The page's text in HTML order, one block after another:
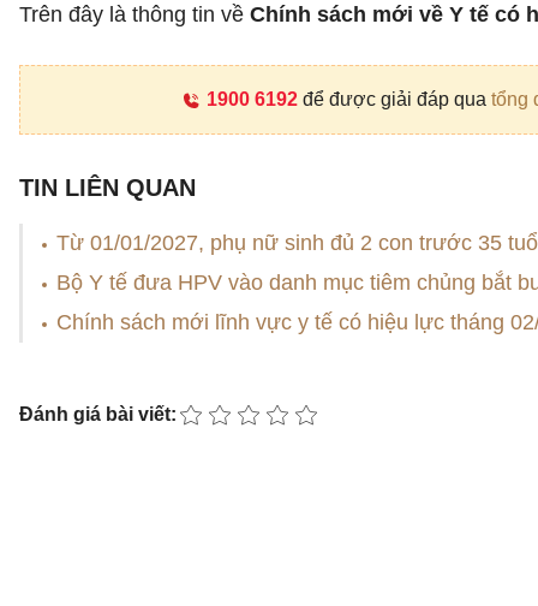
Trên đây là thông tin về Chính sách mới về Y tế có
1900 6192để được giải đáp qua tổng
TIN LIÊN QUAN
Từ 01/01/2027, phụ nữ sinh đủ 2 con trước 35
Bộ Y tế đưa HPV vào danh mục tiêm chủng bắt
Chính sách mới lĩnh vực y tế có hiệu lực tháng
Đánh giá bài viết: